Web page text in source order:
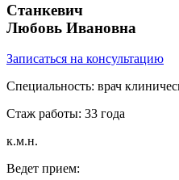
Станкевич
Любовь Ивановна
Записаться на консультацию
Специальность: врач
Стаж работы: 33 года
к.м.н.
Ведет прием: